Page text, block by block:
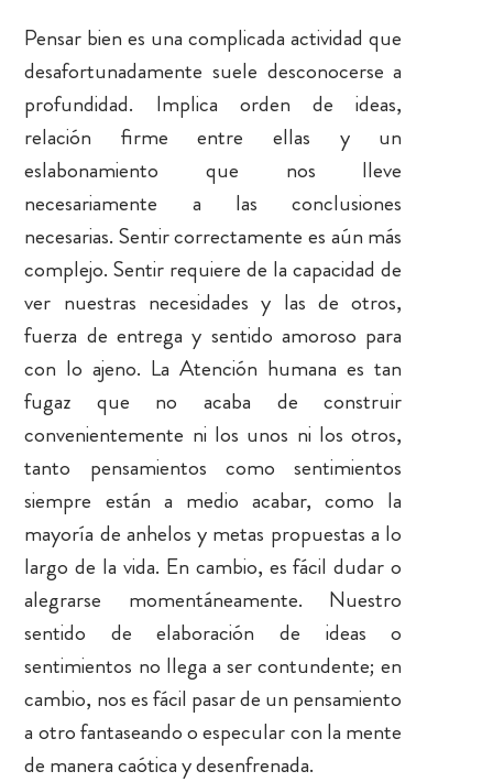
Pensar bien es una complicada actividad que
desafortunadamente suele desconocerse a
profundidad. Implica orden de ideas,
relación firme entre ellas y un
eslabonamiento que nos lleve
necesariamente a las conclusiones
necesarias. Sentir correctamente es aún más
complejo. Sentir requiere de la capacidad de
ver nuestras necesidades y las de otros,
fuerza de entrega y sentido amoroso para
con lo ajeno. La Atención humana es tan
fugaz que no acaba de construir
convenientemente ni los unos ni los otros,
tanto pensamientos como sentimientos
siempre están a medio acabar, como la
mayoría de anhelos y metas propuestas a lo
largo de la vida. En cambio, es fácil dudar o
alegrarse momentáneamente. Nuestro
sentido de elaboración de ideas o
sentimientos no llega a ser contundente; en
cambio, nos es fácil pasar de un pensamiento
a otro fantaseando o especular con la mente
de manera caótica y desenfrenada.